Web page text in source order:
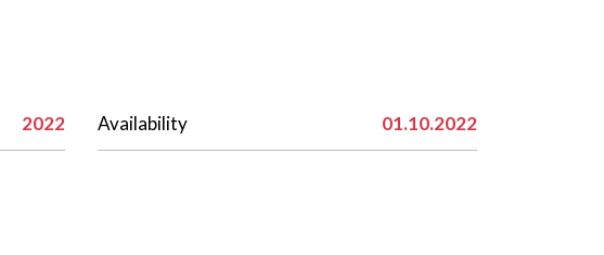
2022 Availability 01.10.2022